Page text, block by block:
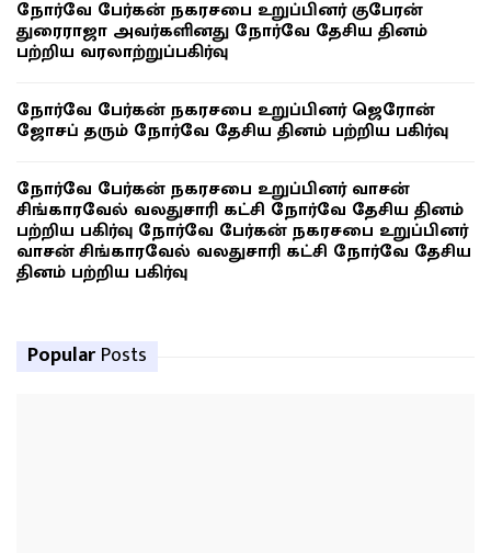
நோர்வே பேர்கன் நகரசபை உறுப்பினர் குபேரன்
துரைராஜா அவர்களினது நோர்வே தேசிய தினம்
பற்றிய வரலாற்றுப்பகிர்வு
நோர்வே பேர்கன் நகரசபை உறுப்பினர் ஜெரோன்
ஜோசப் தரும் நோர்வே தேசிய தினம் பற்றிய பகிர்வு
நோர்வே பேர்கன் நகரசபை உறுப்பினர் வாசன்
சிங்காரவேல் வலதுசாரி கட்சி நோர்வே தேசிய தினம்
பற்றிய பகிர்வு நோர்வே பேர்கன் நகரசபை உறுப்பினர்
வாசன் சிங்காரவேல் வலதுசாரி கட்சி நோர்வே தேசிய
தினம் பற்றிய பகிர்வு
Popular Posts